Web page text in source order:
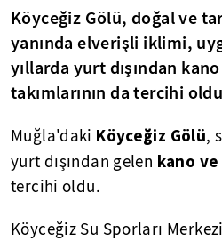
Köyceğiz Gölü, doğal ve
yanında elverişli iklimi,
yıllarda yurt dışından
takımlarının da tercihi
Muğla'daki Köyceğiz Gölü,
yurt dışından gelen kano ve
tercihi oldu.
Köyceğiz Su Sporları